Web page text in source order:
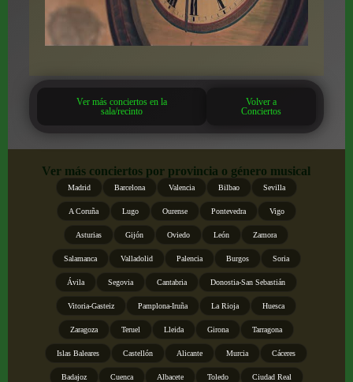
Ver más conciertos en la
sala/recinto
Volver a
Conciertos
Ver más conciertos por provincia o género musical
Madrid Barcelona Valencia Bilbao Sevilla
A Coruña Lugo Ourense Pontevedra Vigo
Asturias Gijón Oviedo León Zamora
Salamanca Valladolid Palencia Burgos Soria
Ávila Segovia Cantabria Donostia-San Sebastián
Vitoria-Gasteiz Pamplona-Iruña La Rioja Huesca
Zaragoza Teruel Lleida Girona Tarragona
Islas Baleares Castellón Alicante Murcia Cáceres
Badajoz Cuenca Albacete Toledo Ciudad Real